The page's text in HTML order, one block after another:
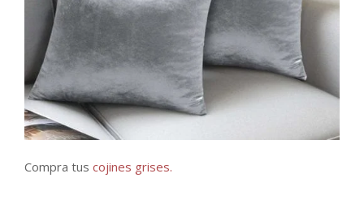
Compra tus cojines grises.